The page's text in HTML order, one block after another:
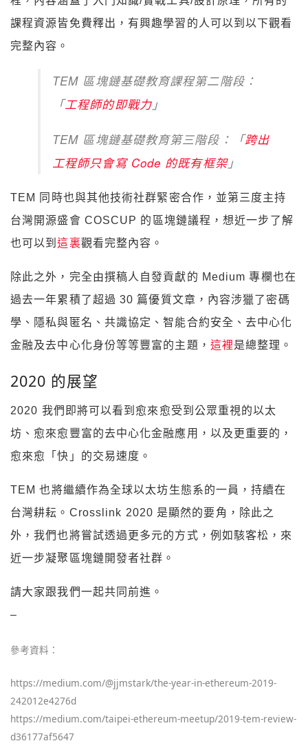
課程資源皆免費釋出，有興趣學習的人可以到以下觀看
完整內容。
TEM 區塊鏈基礎教育課程第二階段：
「工程師的即戰力」
TEM 區塊鏈基礎教育第三階段：「跨出
工程師只會寫 Code 的既有框架」
TEM 同時也與其他技術社群緊密合作，並第三度主持
台灣開源盛會 COSCUP 的區塊鏈議程，想近一步了解
也可以到這裏觀看完整內容。
除此之外，完全由撰稿人自發貢獻的 Medium 專欄也在
過去一年累積了超過 30 篇優質文章，內容涉獵了密碼
學、隱私與匿名、共識協定、智能合約安全、去中心化
金融及去中心化身份等等豐富的主題， 這裡是總整理。
2020 的展望
2020 我們即將可以看到愈來愈受到公眾重視的以太
坊、愈來愈豐富的去中心化金融應用，以及更重要的，
愈來愈「快」的交易速度。
TEM 也將繼續作為全球以太坊生態系的一員，持續在
台灣耕耘。Crosslink 2020 是顯然的要角，除此之
外，我們也將嘗試透過更多元的方式，例如駭客松，來
近一步凝聚區塊鏈開發者社群。
請大家跟我們一起共同前進。
–
參考資料：
https://medium.com/@jjmstark/the-year-in-ethereum-2019-
242012e4276d
https://medium.com/taipei-ethereum-meetup/2019-tem-review-
d36177af5647